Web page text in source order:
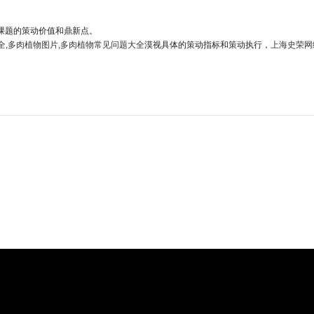
题的策动价值和鼎新点。
,多肉植物图片,多肉植物常见问题大全漠视具体的策动指标和策动执行， 上海史荣